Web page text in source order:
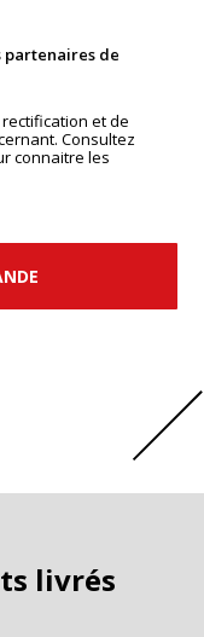
partenaires de
rectification et de
Consultez
connaitre les
livrés